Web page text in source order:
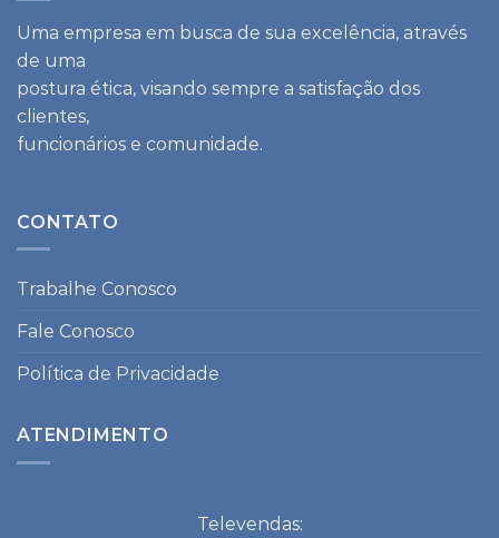
Uma empresa em busca de sua excelência, através
de uma
postura ética, visando sempre a satisfação dos
clientes,
funcionários e comunidade.
CONTATO
Trabalhe Conosco
Fale Conosco
Política de Privacidade
ATENDIMENTO
Televendas: